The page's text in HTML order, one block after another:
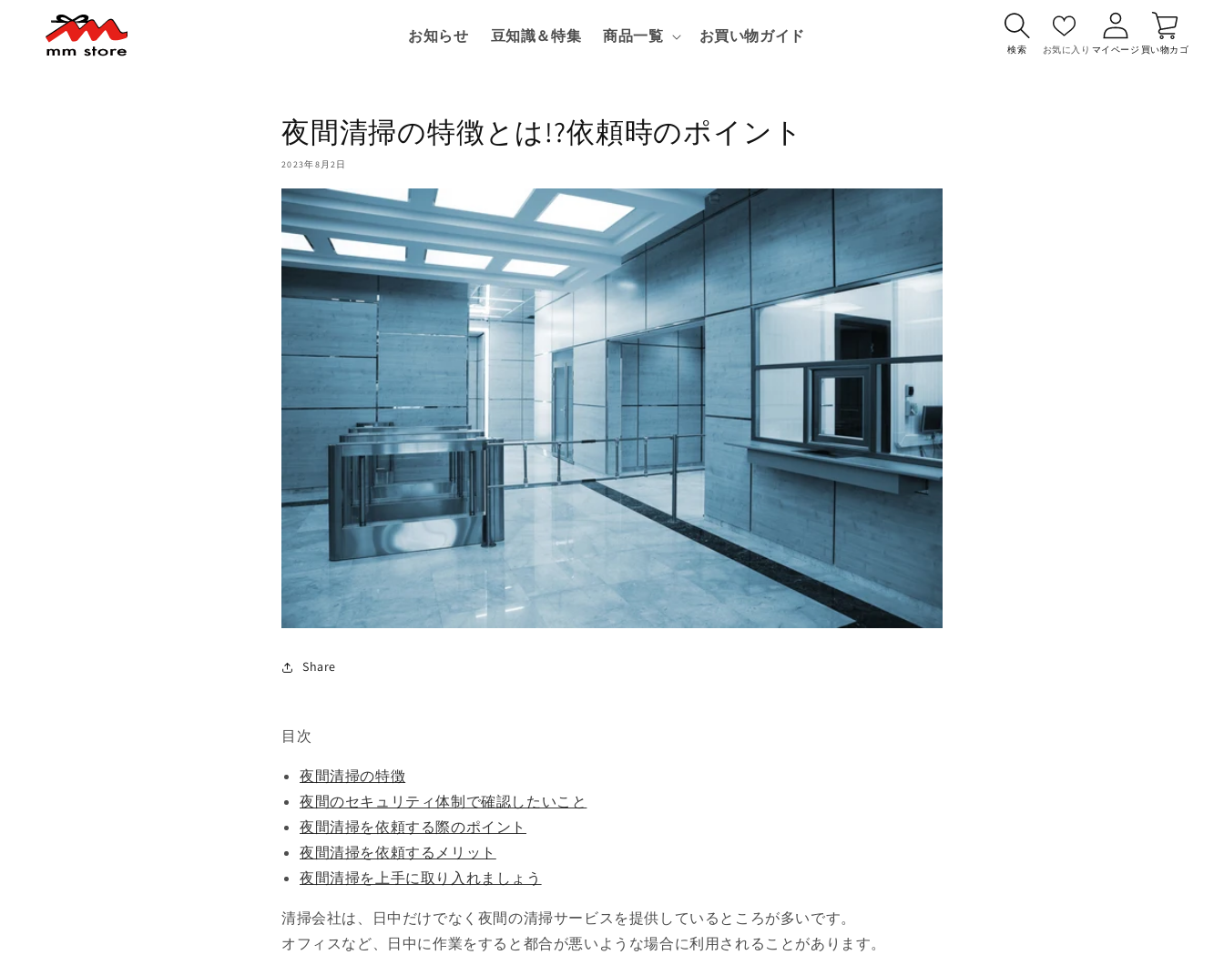
ンツに
進む
お知らせ 豆知識＆特集 商品一覧 お買い物ガイド
検索 お気に入り
グ
イ
マイページ
カ
ー
ト
買い物カゴ
夜間清掃の特徴とは!?依頼時のポイント
2023年8月2日
Share
目次
夜間清掃の特徴
夜間のセキュリティ体制で確認したいこと
夜間清掃を依頼する際のポイント
夜間清掃を依頼するメリット
夜間清掃を上手に取り入れましょう
清掃会社は、日中だけでなく夜間の清掃サービスを提供しているところが多いです。
オフィスなど、日中に作業をすると都合が悪いような場合に利用されることがあります。